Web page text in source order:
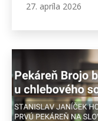
27. apríla 2026